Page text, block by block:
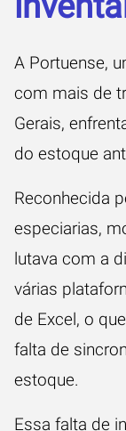
A Portuense,
com mais de
Gerais,
do estoque
Reconhecida
especiarias,
lutava com a
várias
de Excel, o
falta de
estoque.
Essa falta de